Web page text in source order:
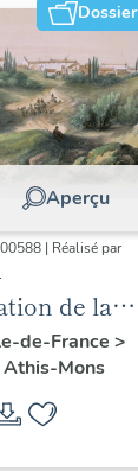
Dossier
Aperçu
| Réalisé par
de la
d'Athis-
de-France >
Athis-Mons